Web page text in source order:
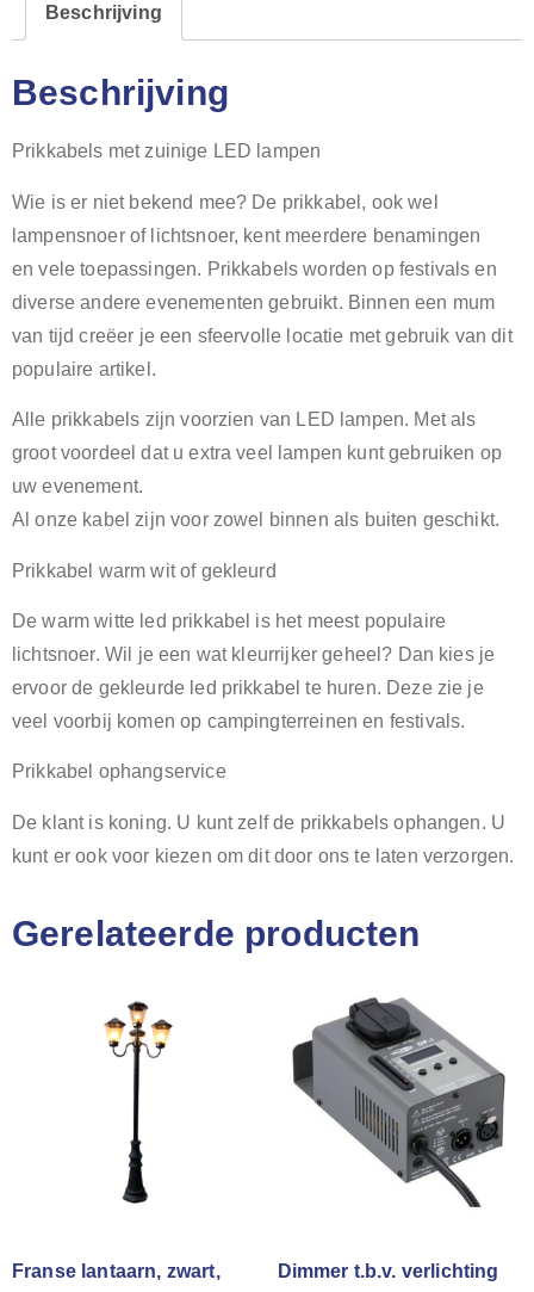
Beschrijving
Beschrijving
Prikkabels met zuinige LED lampen
Wie is er niet bekend mee? De prikkabel, ook wel
lampensnoer of lichtsnoer, kent meerdere benamingen
en vele toepassingen. Prikkabels worden op festivals en
diverse andere evenementen gebruikt. Binnen een mum
van tijd creëer je een sfeervolle locatie met gebruik van dit
populaire artikel.
Alle prikkabels zijn voorzien van LED lampen. Met als
groot voordeel dat u extra veel lampen kunt gebruiken op
uw evenement.
Al onze kabel zijn voor zowel binnen als buiten geschikt.
Prikkabel warm wit of gekleurd
De warm witte led prikkabel is het meest populaire
lichtsnoer. Wil je een wat kleurrijker geheel? Dan kies je
ervoor de gekleurde led prikkabel te huren. Deze zie je
veel voorbij komen op campingterreinen en festivals.
Prikkabel ophangservice
De klant is koning. U kunt zelf de prikkabels ophangen. U
kunt er ook voor kiezen om dit door ons te laten verzorgen.
Gerelateerde producten
Franse lantaarn, zwart, Dimmer t.b.v. verlichting